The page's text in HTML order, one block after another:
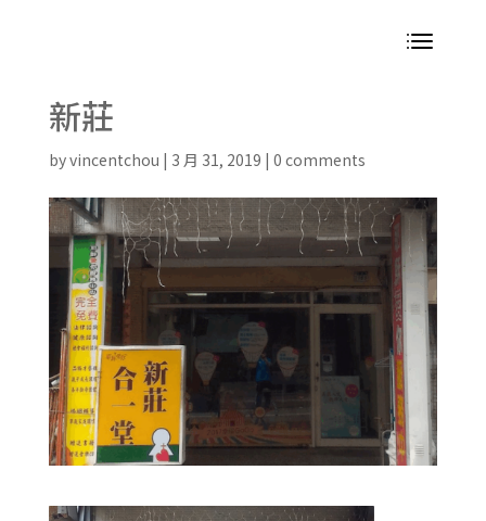
新莊
byvincentchou | 3 月 31, 2019 | 0 comments